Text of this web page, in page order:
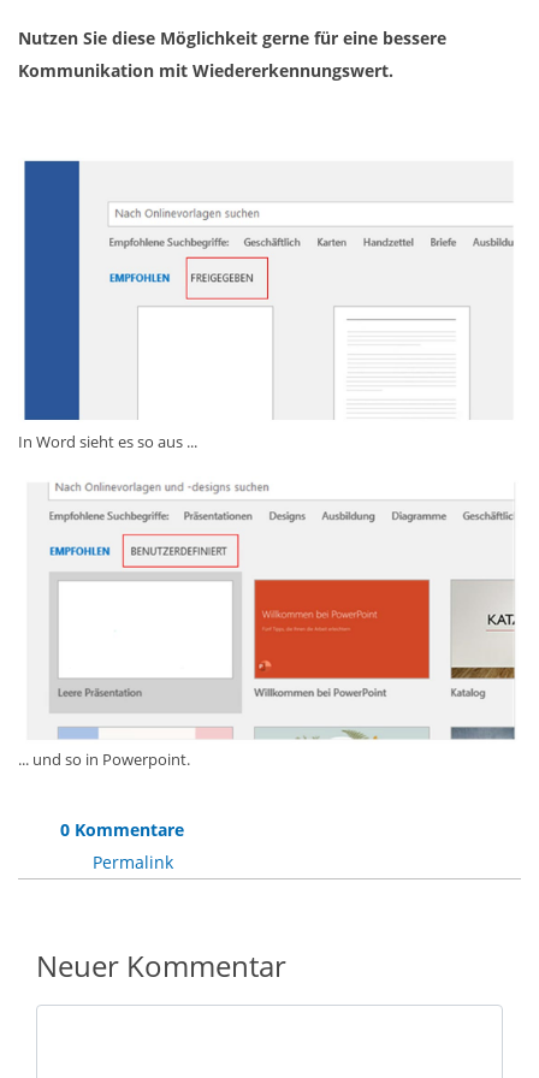
Nutzen Sie diese Möglichkeit gerne für eine bessere
Kommunikation mit Wiedererkennungswert.
In Word sieht es so aus ...
... und so in Powerpoint.
0 Kommentare
Permalink
Neuer Kommentar